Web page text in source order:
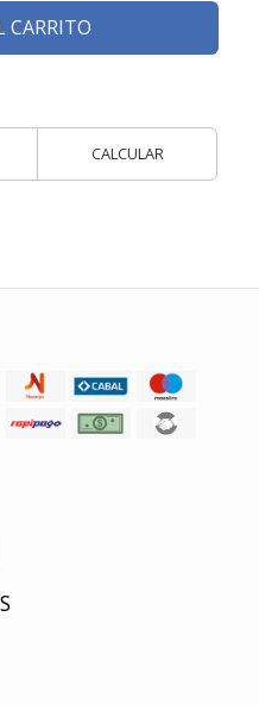
CARRITO
CALCULAR